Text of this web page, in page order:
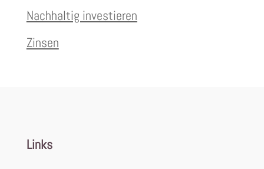
Nachhaltig investieren
Zinsen
Links